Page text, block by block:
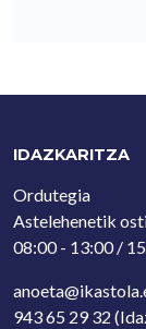
IDAZKARITZA
Ordutegia
Astelehenetik
08:00 - 13:00 /
943 65 29 32